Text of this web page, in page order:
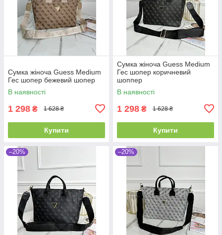
Сумка жіноча Guess Medium
Гес шопер бежевий шопер
В наявності
1 298 ₴ 1 628 ₴
Купити
Сумка жіноча Guess Medium
Гес шопер коричневий
шоппер
В наявності
1 298 ₴ 1 628 ₴
Купити
–20% –20%